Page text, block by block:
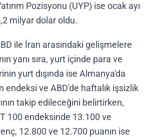
Pozisyonu (UYP) ise ocak ayı
milyar dolar oldu.
ile İran arasındaki gelişmelere
yanı sıra, yurt içinde para ve
yurt dışında ise Almanya'da
endeksi ve ABD'de haftalık işsizlik
takip edileceğini belirtirken,
100 endeksinde 13.100 ve
12.800 ve 12.700 puanın ise